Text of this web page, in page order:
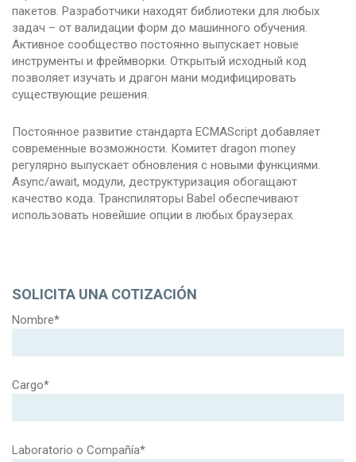
пакетов. Разработчики находят библиотеки для любых
задач – от валидации форм до машинного обучения.
Активное сообщество постоянно выпускает новые
инструменты и фреймворки. Открытый исходный код
позволяет изучать и драгон мани модифицировать
существующие решения.
Постоянное развитие стандарта ECMAScript добавляет
современные возможности. Комитет dragon money
регулярно выпускает обновления с новыми функциями.
Async/await, модули, деструктуризация обогащают
качество кода. Транспиляторы Babel обеспечивают
использовать новейшие опции в любых браузерах.
SOLICITA UNA COTIZACIÓN
Nombre*
Cargo*
Laboratorio o Compañía*